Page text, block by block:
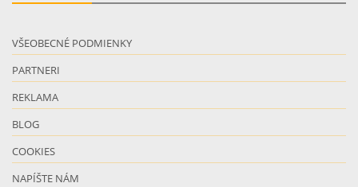
VŠEOBECNÉ PODMIENKY
PARTNERI
REKLAMA
BLOG
COOKIES
NAPÍŠTE NÁM